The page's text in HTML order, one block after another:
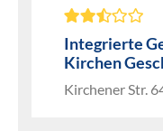
Integrierte
Kirchen
Kirchener Str.